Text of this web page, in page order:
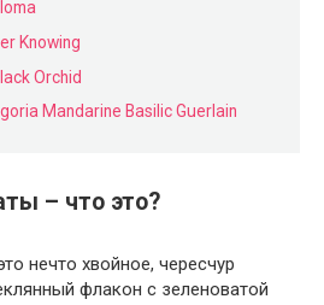
Knowing
Orchid
Mandarine Basilic Guerlain
– что это?
нечто хвойное, чересчур
флакон с зеленоватой